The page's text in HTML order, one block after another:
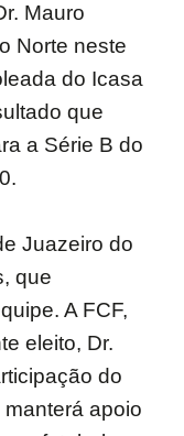
Mauro
Norte neste
do Icasa
que
a Série B do
Juazeiro do
que
A FCF,
eleito, Dr.
do
apoio